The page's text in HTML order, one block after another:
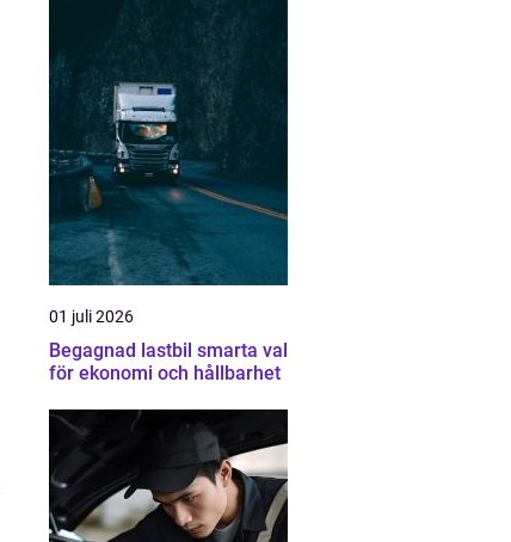
01 juli 2026
Begagnad lastbil smarta val
för ekonomi och hållbarhet